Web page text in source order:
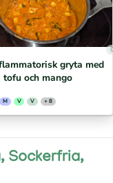
gryta med
tofu och mango
M V V + 8
Sockerfria,